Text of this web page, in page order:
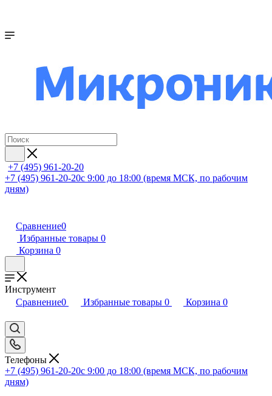
+7 (495) 961-20-20
+7 (495) 961-20-20с 9:00 до 18:00 (время МСК, по рабочим
дням)
Сравнение0
Избранные товары 0
Корзина 0
Инструмент
Сравнение0 Избранные товары 0 Корзина 0
Телефоны
+7 (495) 961-20-20с 9:00 до 18:00 (время МСК, по рабочим
дням)